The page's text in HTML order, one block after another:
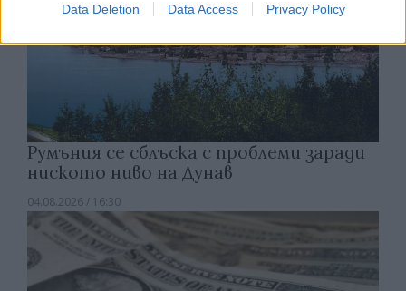
Data Deletion Data Access Privacy Policy
Румъния се сблъска с проблеми заради
ниското ниво на Дунав
04.08.2026 / 16:30